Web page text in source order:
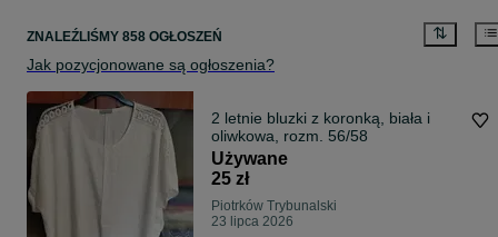
ZNALEŹLIŚMY 858 OGŁOSZEŃ
Jak pozycjonowane są ogłoszenia?
2 letnie bluzki z koronką, biała i
oliwkowa, rozm. 56/58
Używane
25 zł
Piotrków Trybunalski
23 lipca 2026